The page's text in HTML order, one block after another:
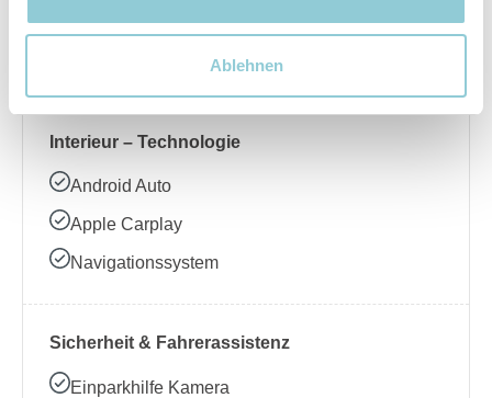
Ablehnen
Beheizbares Lenkrad
Interieur – Technologie
Android Auto
Apple Carplay
Navigationssystem
Sicherheit & Fahrerassistenz
Einparkhilfe Kamera